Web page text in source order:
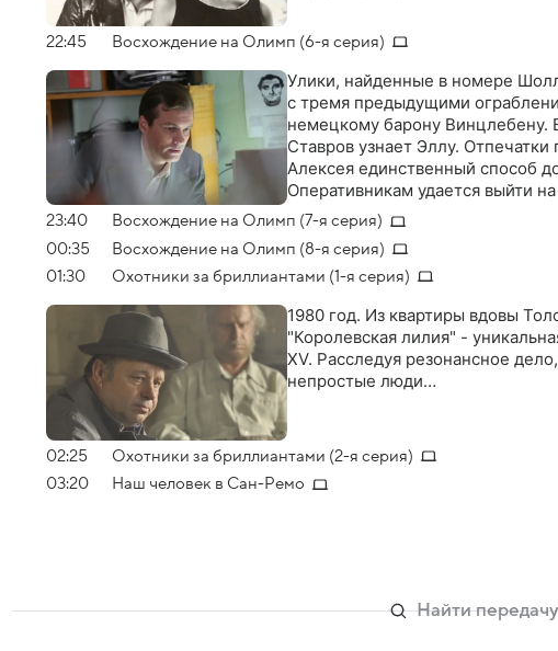
22:45 Восхождение на Олимп (6-я серия)
Улики, найденные в номере
с тремя предыдущими
немецкому барону Винцлебену.
Ставров узнает Эллу.
Алексея единственный способ
Оперативникам удается выйти
23:40
Восхождение на Олимп (7-я серия)
00:35
Восхождение на Олимп (8-я серия)
01:30
Охотники за бриллиантами (1-я серия)
1980 год. Из квартиры вдовы
"Королевская лилия" -
XV. Расследуя резонансное
непростые люди…
02:25
Охотники за бриллиантами (2-я серия)
03:20
Наш человек в Сан-Ремо